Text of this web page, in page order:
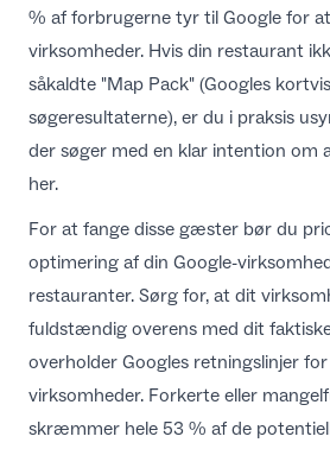
% af forbrugerne tyr til Google for
virksomheder. Hvis din restaurant
såkaldte "Map Pack" (Googles
søgeresultaterne), er du i praksis
der søger med en klar intention om
her.
For at fange disse gæster bør du
optimering af din Google-
restauranter. Sørg for, at dit
fuldstændig overens med dit
overholder Googles retningslinjer
virksomheder. Forkerte eller
skræmmer hele 53 % af de